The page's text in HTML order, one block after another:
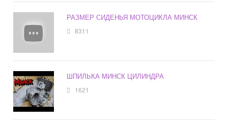
РАЗМЕР СИДЕНЬЯ МОТОЦИКЛА МИНСК
8311
ШПИЛЬКА МИНСК ЦИЛИНДРА
1621